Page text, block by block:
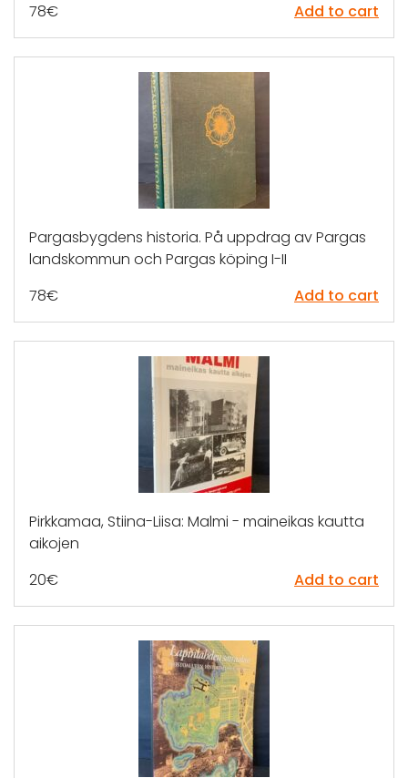
78€ Add to cart
Pargasbygdens historia. På uppdrag av Pargas
landskommun och Pargas köping I-II
78€ Add to cart
Pirkkamaa, Stiina-Liisa: Malmi - maineikas kautta
aikojen
20€ Add to cart